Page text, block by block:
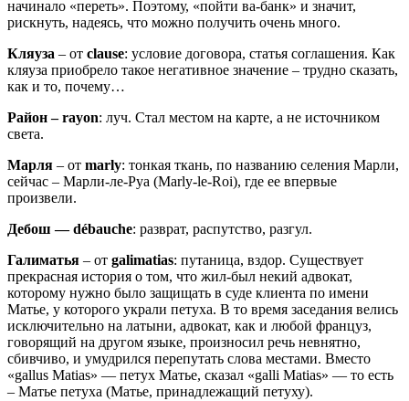
начинало «переть». Поэтому, «пойти ва-банк» и значит,
рискнуть, надеясь, что можно получить очень много.
Кляуза – от clause: условие договора, статья соглашения. Как
кляуза приобрело такое негативное значение – трудно сказать,
как и то, почему…
Район – rayon: луч. Стал местом на карте, а не источником
света.
Марля – от marly: тонкая ткань, по названию селения Марли,
сейчас – Марли-ле-Руа (Marly-le-Roi), где ее впервые
произвели.
Дебош — débauche: разврат, распутство, разгул.
Галиматья – от galimatias: путаница, вздор. Существует
прекрасная история о том, что жил-был некий адвокат,
которому нужно было защищать в суде клиента по имени
Матье, у которого украли петуха. В то время заседания велись
исключительно на латыни, адвокат, как и любой француз,
говорящий на другом языке, произносил речь невнятно,
сбивчиво, и умудрился перепутать слова местами. Вместо
«gallus Matias» — петух Матье, сказал «galli Matias» — то есть
– Матье петуха (Матье, принадлежащий петуху).